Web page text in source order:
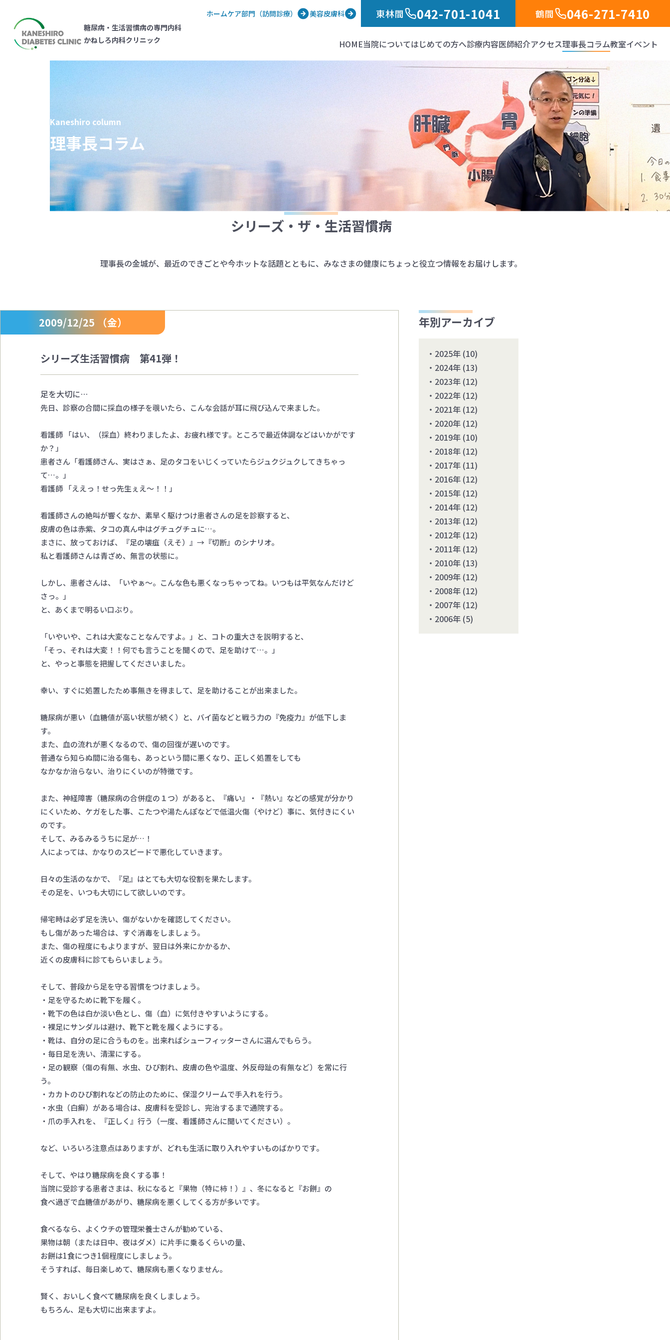
糖尿病・生活習慣病の専門内科
かねしろ内科クリニック
ホームケア部門（訪問診療） 美容皮膚科 東林間 042-701-1041 鶴間 046-271-7410
HOME当院についてはじめての方へ診療内容医師紹介アクセス理事長コラム教室イベント
Kaneshiro column
理事長コラム
シリーズ・ザ・生活習慣病
理事長の金城が、最近のできごとや今ホットな話題とともに、みなさまの健康にちょっと役立つ情報をお届けします。
2009/12/25 （金）
シリーズ生活習慣病 第41弾！
足を大切に…
先日、診察の合間に採血の様子を覗いたら、こんな会話が耳に飛び込んで来ました。
看護師 「はい、（採血）終わりましたよ、お疲れ様です。ところで最近体調などはいかがです
か？」
患者さん「看護師さん、実はさぁ、足のタコをいじくっていたらジュクジュクしてきちゃっ
て…。」
看護師 「ええっ！せっ先生ぇえ～！！」
看護師さんの絶叫が響くなか、素早く駆けつけ患者さんの足を診察すると、
皮膚の色は赤紫、タコの真ん中はグチュグチュに…。
まさに、放っておけば、『足の壊疽（えそ）』→『切断』のシナリオ。
私と看護師さんは青ざめ、無言の状態に。
しかし、患者さんは、「いやぁ～。こんな色も悪くなっちゃってね。いつもは平気なんだけど
さっ。」
と、あくまで明るい口ぶり。
「いやいや、これは大変なことなんですよ。」と、コトの重大さを説明すると、
「そっ、それは大変！！何でも言うことを聞くので、足を助けて…。」
と、やっと事態を把握してくださいました。
幸い、すぐに処置したため事無きを得まして、足を助けることが出来ました。
糖尿病が悪い（血糖値が高い状態が続く）と、バイ菌などと戦う力の『免疫力』が低下しま
す。
また、血の流れが悪くなるので、傷の回復が遅いのです。
普通なら知らぬ間に治る傷も、あっという間に悪くなり、正しく処置をしても
なかなか治らない、治りにくいのが特徴です。
また、神経障害（糖尿病の合併症の１つ）があると、『痛い』・『熱い』などの感覚が分かり
にくいため、ケガをした事、こたつや湯たんぽなどで低温火傷（やけど）事に、気付きにくい
のです。
そして、みるみるうちに足が…！
人によっては、かなりのスピードで悪化していきます。
日々の生活のなかで、『足』はとても大切な役割を果たします。
その足を、いつも大切にして欲しいのです。
帰宅時は必ず足を洗い、傷がないかを確認してください。
もし傷があった場合は、すぐ消毒をしましょう。
また、傷の程度にもよりますが、翌日は外来にかかるか、
近くの皮膚科に診てもらいましょう。
そして、普段から足を守る習慣をつけましょう。
・足を守るために靴下を履く。
・靴下の色は白か淡い色とし、傷（血）に気付きやすいようにする。
・裸足にサンダルは避け、靴下と靴を履くようにする。
・靴は、自分の足に合うものを。出来ればシューフィッターさんに選んでもらう。
・毎日足を洗い、清潔にする。
・足の観察（傷の有無、水虫、ひび割れ、皮膚の色や温度、外反母趾の有無など）を常に行
う。
・カカトのひび割れなどの防止のために、保湿クリームで手入れを行う。
・水虫（白癬）がある場合は、皮膚科を受診し、完治するまで通院する。
・爪の手入れを、『正しく』行う（一度、看護師さんに聞いてください）。
など、いろいろ注意点はありますが、どれも生活に取り入れやすいものばかりです。
そして、やはり糖尿病を良くする事！
当院に受診する患者さまは、秋になると『果物（特に柿！）』、冬になると『お餅』の
食べ過ぎで血糖値があがり、糖尿病を悪くしてくる方が多いです。
食べるなら、よくウチの管理栄養士さんが勧めている、
果物は朝（または日中、夜はダメ）に片手に乗るくらいの量、
お餅は1食につき1個程度にしましょう。
そうすれば、毎日楽しめて、糖尿病も悪くなりません。
賢く、おいしく食べて糖尿病を良くしましょう。
もちろん、足も大切に出来ますよ。
年別アーカイブ
2025年 (10)
2024年 (13)
2023年 (12)
2022年 (12)
2021年 (12)
2020年 (12)
2019年 (10)
2018年 (12)
2017年 (11)
2016年 (12)
2015年 (12)
2014年 (12)
2013年 (12)
2012年 (12)
2011年 (12)
2010年 (13)
2009年 (12)
2008年 (12)
2007年 (12)
2006年 (5)